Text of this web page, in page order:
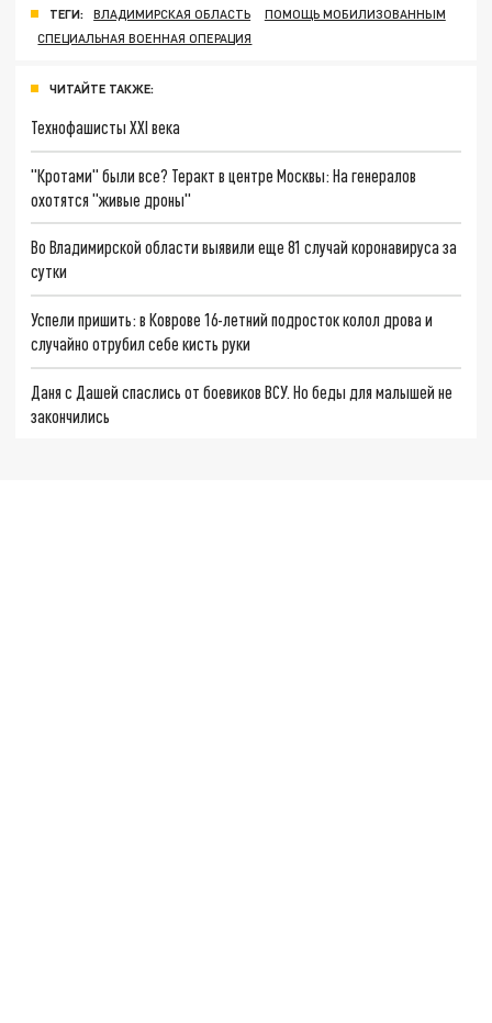
ТЕГИ: ВЛАДИМИРСКАЯ ОБЛАСТЬ
ПОМОЩЬ МОБИЛИЗОВАННЫМ
СПЕЦИАЛЬНАЯ ВОЕННАЯ ОПЕРАЦИЯ
ЧИТАЙТЕ ТАКЖЕ:
Технофашисты XXI века
"Кротами" были все? Теракт в центре Москвы: На генералов
охотятся "живые дроны"
Во Владимирской области выявили еще 81 случай коронавируса за
сутки
Успели пришить: в Коврове 16-летний подросток колол дрова и
случайно отрубил себе кисть руки
Даня с Дашей спаслись от боевиков ВСУ. Но беды для малышей не
закончились